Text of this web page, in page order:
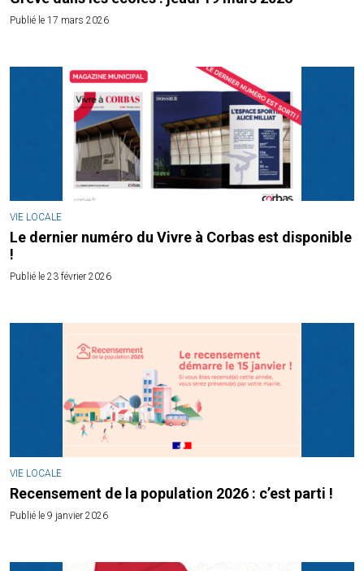
Publié le 17 mars 2026
VIE LOCALE
Le dernier numéro du Vivre à Corbas est disponible
!
Publié le 23 février 2026
VIE LOCALE
Recensement de la population 2026 : c’est parti !
Publié le 9 janvier 2026